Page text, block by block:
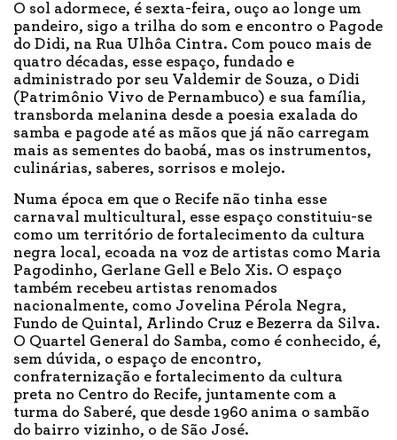
O sol adormece, é sexta-feira, ouço ao longe um
pandeiro, sigo a trilha do som e encontro o Pagode
do Didi, na Rua Ulhôa Cintra. Com pouco mais de
quatro décadas, esse espaço, fundado e
administrado por seu Valdemir de Souza, o Didi
(Patrimônio Vivo de Pernambuco) e sua família,
transborda melanina desde a poesia exalada do
samba e pagode até as mãos que já não carregam
mais as sementes do baobá, mas os instrumentos,
culinárias, saberes, sorrisos e molejo.
Numa época em que o Recife não tinha esse
carnaval multicultural, esse espaço constituiu-se
como um território de fortalecimento da cultura
negra local, ecoada na voz de artistas como Maria
Pagodinho, Gerlane Gell e Belo Xis. O espaço
também recebeu artistas renomados
nacionalmente, como Jovelina Pérola Negra,
Fundo de Quintal, Arlindo Cruz e Bezerra da Silva.
O Quartel General do Samba, como é conhecido, é,
sem dúvida, o espaço de encontro,
confraternização e fortalecimento da cultura
preta no Centro do Recife, juntamente com a
turma do Saberé, que desde 1960 anima o sambão
do bairro vizinho, o de São José.